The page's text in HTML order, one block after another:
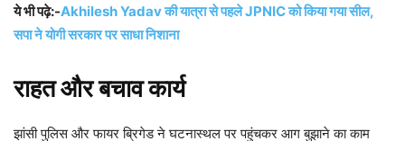
ये भी पढ़े:-Akhilesh Yadav की यात्रा से पहले JPNIC को किया गया सील,
सपा ने योगी सरकार पर साधा निशाना
राहत और बचाव कार्य
झांसी पुलिस और फायर ब्रिगेड ने घटनास्थल पर पहुंचकर आग बुझाने का काम